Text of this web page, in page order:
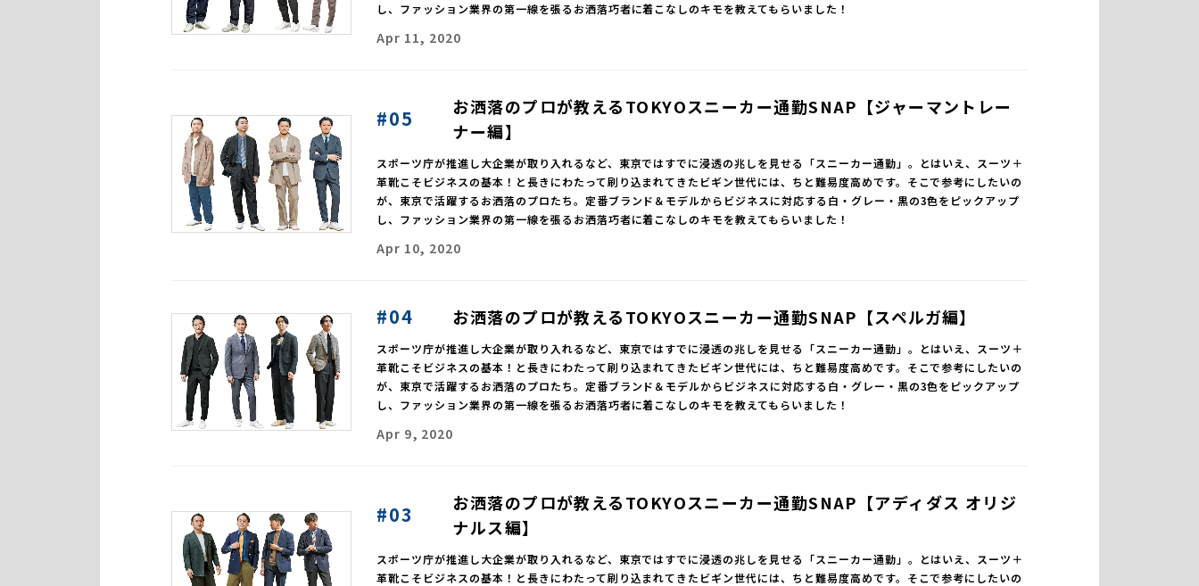
し、ファッション業界の第一線を張るお洒落巧者に着こなしのキモを教えてもらいました！
Apr 11, 2020
#05
お洒落のプロが教えるTOKYOスニーカー通勤SNAP【ジャーマントレー
ナー編】
スポーツ庁が推進し大企業が取り入れるなど、東京ではすでに浸透の兆しを見せる「スニーカー通勤」。とはいえ、スーツ＋
革靴こそビジネスの基本！と長きにわたって刷り込まれてきたビギン世代には、ちと難易度高めです。そこで参考にしたいの
が、東京で活躍するお洒落のプロたち。定番ブランド＆モデルからビジネスに対応する白・グレー・黒の3色をピックアップ
し、ファッション業界の第一線を張るお洒落巧者に着こなしのキモを教えてもらいました！
Apr 10, 2020
#04 お洒落のプロが教えるTOKYOスニーカー通勤SNAP【スペルガ編】
スポーツ庁が推進し大企業が取り入れるなど、東京ではすでに浸透の兆しを見せる「スニーカー通勤」。とはいえ、スーツ＋
革靴こそビジネスの基本！と長きにわたって刷り込まれてきたビギン世代には、ちと難易度高めです。そこで参考にしたいの
が、東京で活躍するお洒落のプロたち。定番ブランド＆モデルからビジネスに対応する白・グレー・黒の3色をピックアップ
し、ファッション業界の第一線を張るお洒落巧者に着こなしのキモを教えてもらいました！
Apr 9, 2020
#03
お洒落のプロが教えるTOKYOスニーカー通勤SNAP【アディダス オリジ
ナルス編】
スポーツ庁が推進し大企業が取り入れるなど、東京ではすでに浸透の兆しを見せる「スニーカー通勤」。とはいえ、スーツ＋
革靴こそビジネスの基本！と長きにわたって刷り込まれてきたビギン世代には、ちと難易度高めです。そこで参考にしたいの